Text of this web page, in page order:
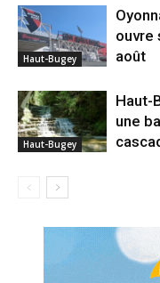
Haut-Bugey
ouvre
août
Haut-Bugey
Haut-
une